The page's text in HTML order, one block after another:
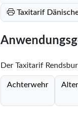
Taxitarif
Der Taxitarif
Achterwehr